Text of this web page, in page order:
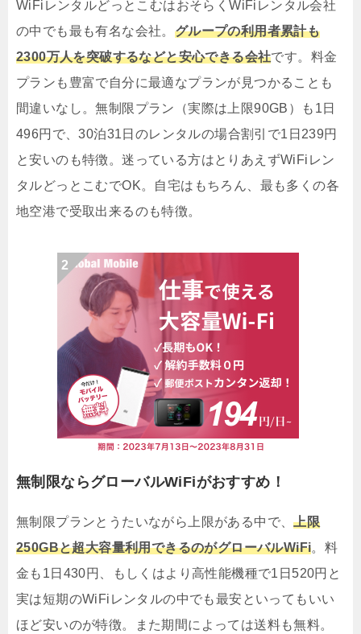
WiFiレンタルどっとこむはおそらくWiFiレンタル会社
の中でも最も有名な会社。 グループの利用者累計も
2300万人を突破するなどと安心できる会社です。料金
プランも豊富で自分に最適なプランが見つかることも
間違いなし。無制限プラン（実際は上限90GB）も1日
496円で、30泊31日のレンタルの場合割引で1日239円
と安いのも特徴。迷っている方はとりあえずWiFiレン
タルどっとこむでOK。自宅はもちろん、最も多くの各
地空港で受取出来るのも特徴。
無制限ならグローバルWiFiがおすすめ！
無制限プランとうたいながら上限がある中で、上限
250GBと超大容量利用できるのがグローバルWiFi。料
金も1日430円、もしくはより高性能機種で1日520円と
実は短期のWiFiレンタルの中でも最安といってもいい
ほど安いのが特徴。また期間によっては送料も無料。